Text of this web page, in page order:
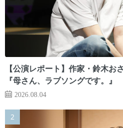
【公演レポート】作家・鈴木お
『母さん、ラブソングです。』
2026.08.04